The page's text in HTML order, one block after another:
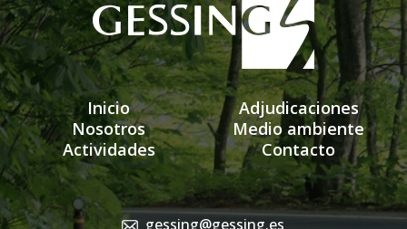
Inicio
Nosotros
Actividades
Adjudicaciones
Medio ambiente
Contacto
gessing@gessing.es